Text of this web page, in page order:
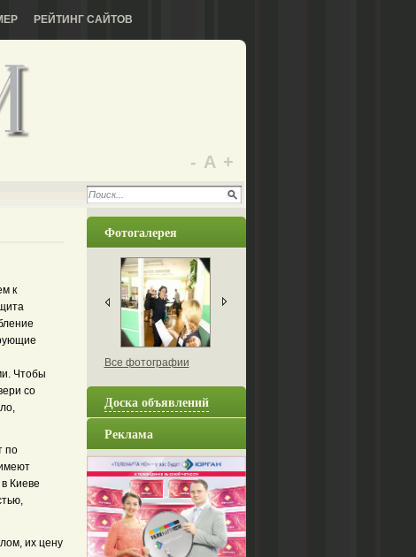
РЕЙТИНГ САЙТОВ
- А +
к
Чтобы
со
по
Киеве
их цену
Фотогалерея
Все фотографии
Доска объявлений
Реклама